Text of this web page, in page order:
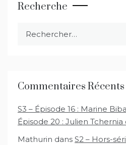
Recherche
Commentaires Récents
S3 – Épisode 16 : Marine
Épisode 20 : Julien
Mathurin dans S2 – Hors-